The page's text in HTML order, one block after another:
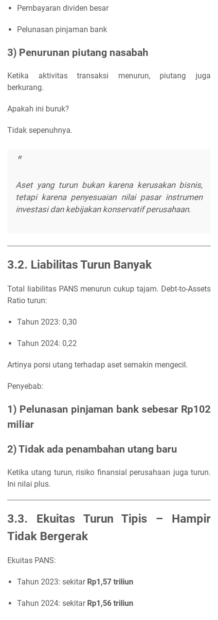
Pembayaran dividen besar
Pelunasan pinjaman bank
3) Penurunan piutang nasabah
Ketika aktivitas transaksi menurun, piutang juga
berkurang.
Apakah ini buruk?
Tidak sepenuhnya.
Aset yang turun bukan karena kerusakan bisnis,
tetapi karena penyesuaian nilai pasar instrumen
investasi dan kebijakan konservatif perusahaan.
3.2. Liabilitas Turun Banyak
Total liabilitas PANS menurun cukup tajam. Debt-to-Assets
Ratio turun:
Tahun 2023: 0,30
Tahun 2024: 0,22
Artinya porsi utang terhadap aset semakin mengecil.
Penyebab:
1) Pelunasan pinjaman bank sebesar Rp102
miliar
2) Tidak ada penambahan utang baru
Ketika utang turun, risiko finansial perusahaan juga turun.
Ini nilai plus.
3.3. Ekuitas Turun Tipis – Hampir
Tidak Bergerak
Ekuitas PANS:
Tahun 2023: sekitar Rp1,57 triliun
Tahun 2024: sekitar Rp1,56 triliun